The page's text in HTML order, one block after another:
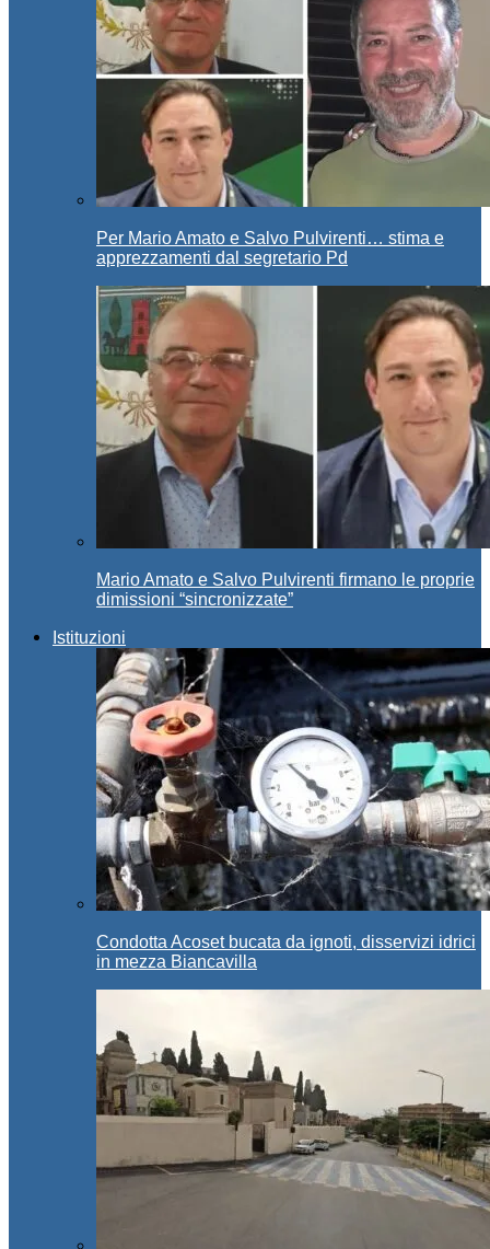
Per Mario Amato e Salvo Pulvirenti… stima e
apprezzamenti dal segretario Pd
Mario Amato e Salvo Pulvirenti firmano le proprie
dimissioni “sincronizzate”
Istituzioni
Condotta Acoset bucata da ignoti, disservizi idrici
in mezza Biancavilla